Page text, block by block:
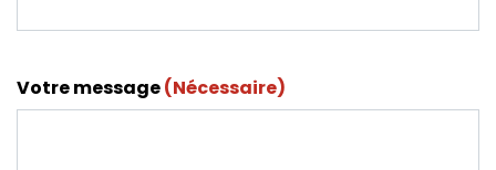
Votre message(Nécessaire)